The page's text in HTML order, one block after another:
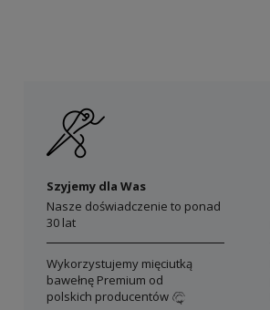
Szyjemy dla Was
Nasze doświadczenie to ponad
30 lat
Wykorzystujemy mięciutką
bawełnę Premium od
polskich producentów